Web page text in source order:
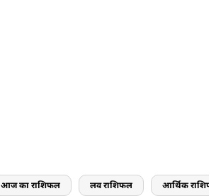
आज का राशिफल लव राशिफल आर्थिक